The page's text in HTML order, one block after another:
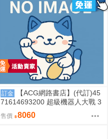
訂金
【ACG網路書店】(代訂)45
71614693200 超級機器人大戰 3
5週年紀念 JAM Project 主題歌完
整專輯 完全生產限定盤
售價 8060